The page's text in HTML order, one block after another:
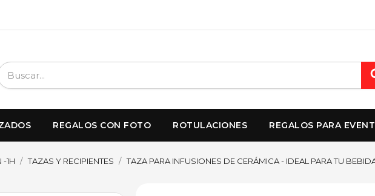
REGALOS CON FOTO ROTULACIONES REGALOS PARA
-1H TAZAS Y RECIPIENTES TAZA PARA INFUSIONES DE CERÁMICA - IDEAL PARA TU